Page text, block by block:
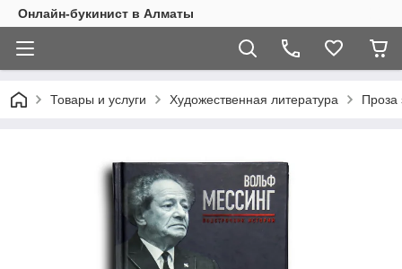
Онлайн-букинист в Алматы
Товары и услуги Художественная литература Проза